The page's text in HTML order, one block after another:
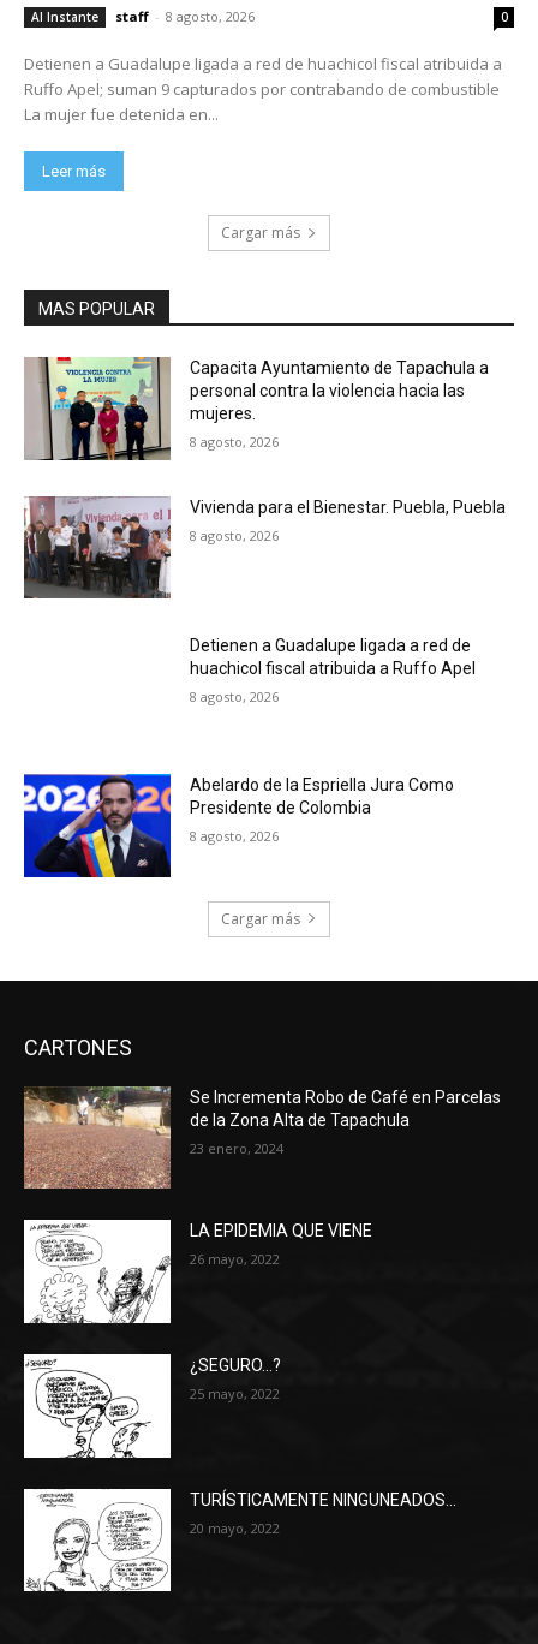
Al Instante staff - 8 agosto, 2026 0
Detienen a Guadalupe ligada a red de huachicol fiscal atribuida a
Ruffo Apel; suman 9 capturados por contrabando de combustible
La mujer fue detenida en...
Leer más
Cargar más
MAS POPULAR
Capacita Ayuntamiento de Tapachula a
personal contra la violencia hacia las
mujeres.
8 agosto, 2026
Vivienda para el Bienestar. Puebla, Puebla
8 agosto, 2026
Detienen a Guadalupe ligada a red de
huachicol fiscal atribuida a Ruffo Apel
8 agosto, 2026
Abelardo de la Espriella Jura Como
Presidente de Colombia
8 agosto, 2026
Cargar más
CARTONES
Se Incrementa Robo de Café en Parcelas
de la Zona Alta de Tapachula
23 enero, 2024
LA EPIDEMIA QUE VIENE
26 mayo, 2022
¿SEGURO…?
25 mayo, 2022
TURÍSTICAMENTE NINGUNEADOS…
20 mayo, 2022